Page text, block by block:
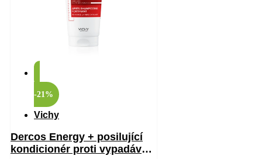
-21%
Vichy
Dercos Energy + posilující
kondicionér proti vypadávání